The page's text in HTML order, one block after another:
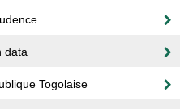
data
Togolaise